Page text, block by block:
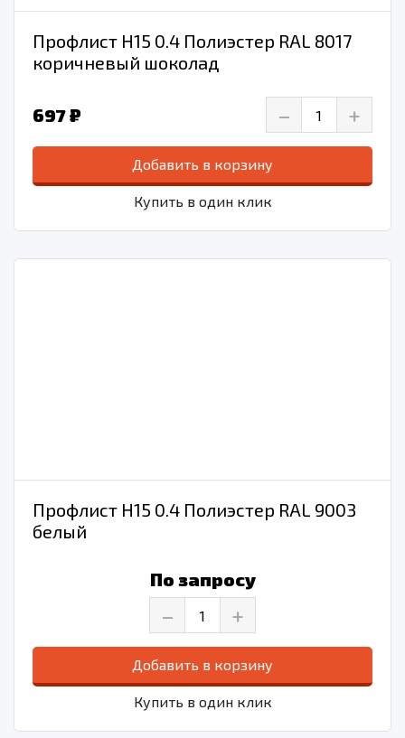
Профлист Н15 0.4 Полиэстер RAL 8017
коричневый шоколад
697 ₽ – +
Добавить в корзину
Купить в один клик
Профлист Н15 0.4 Полиэстер RAL 9003
белый
По запросу
– +
Добавить в корзину
Купить в один клик